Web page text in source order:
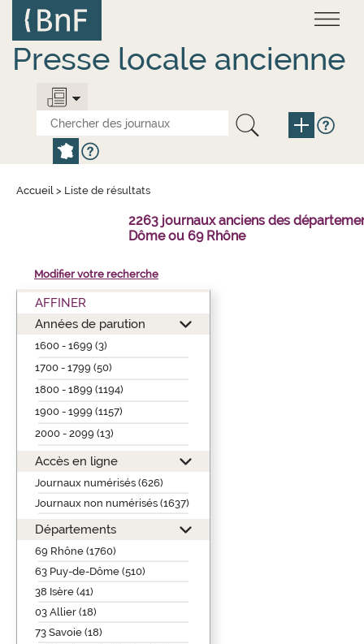
contenu
principal
Presse locale ancienne
Accueil > Liste de résultats
2263 journaux anciens des
Dôme ou 69 Rhône
Modifier votre recherche
AFFINER
Années de parution
1600 - 1699 (3)
1700 - 1799 (50)
1800 - 1899 (1194)
1900 - 1999 (1157)
2000 - 2099 (13)
Accès en ligne
Journaux numérisés (626)
Journaux non numérisés (1637)
Départements
69 Rhône (1760)
63 Puy-de-Dôme (510)
38 Isère (41)
03 Allier (18)
73 Savoie (18)
Panneau de gestion des cookies